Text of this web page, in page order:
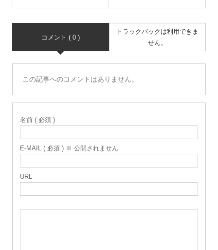
コメント ( 0 )
トラックバックは利用できま
せん。
この記事へのコメントはありません。
名前 ( 必須 )
E-MAIL ( 必須 ) ※ 公開されません
URL